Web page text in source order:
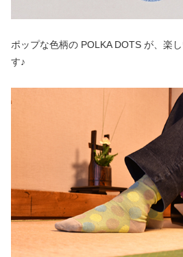
ポップな色柄の POLKA DOTS が、楽
す♪